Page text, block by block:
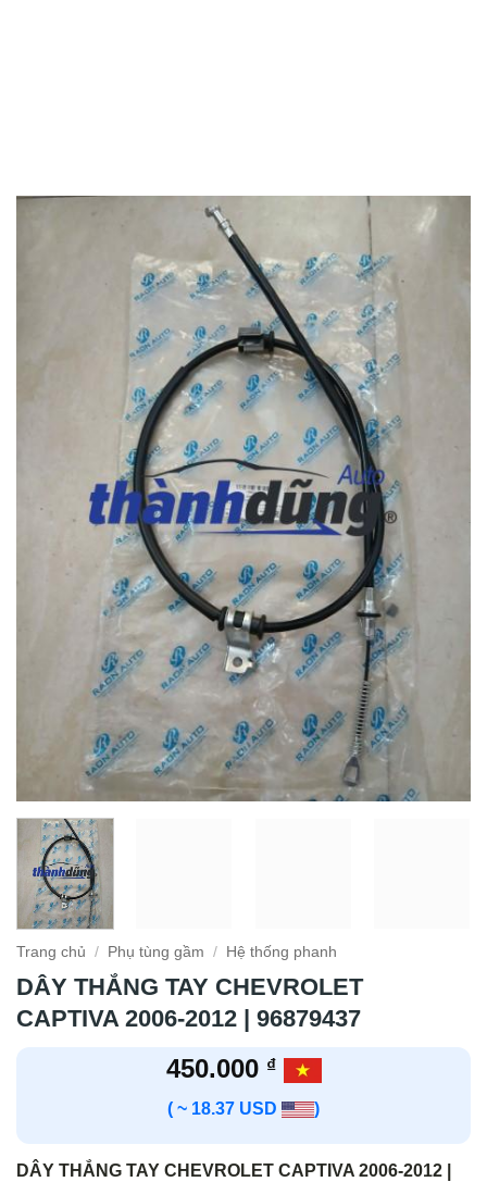
Trang chủ / Phụ tùng gầm / Hệ thống phanh
DÂY THẮNG TAY CHEVROLET
CAPTIVA 2006-2012 | 96879437
450.000 ₫
( ~ 18.37 USD )
DÂY THẮNG TAY CHEVROLET CAPTIVA 2006-2012 |